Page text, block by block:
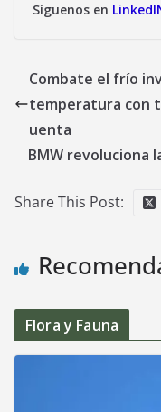
Síguenos en
Combate el frío
temperatura con
uenta
BMW revoluciona
Share This Post:
Flora y Fauna